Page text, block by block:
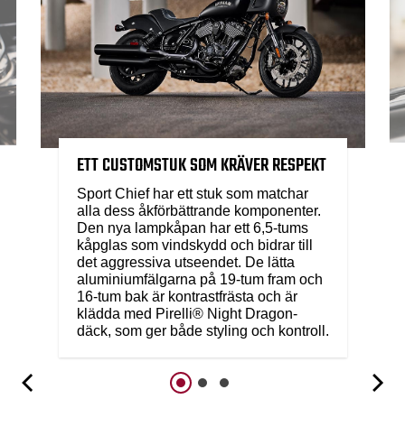
ETT CUSTOMSTUK SOM KRÄVER RESPEKT
Sport Chief har ett stuk som matchar
alla dess åkförbättrande komponenter.
Den nya lampkåpan har ett 6,5-tums
kåpglas som vindskydd och bidrar till
det aggressiva utseendet. De lätta
aluminiumfälgarna på 19-tum fram och
16-tum bak är kontrastfrästa och är
klädda med Pirelli® Night Dragon-
däck, som ger både styling och kontroll.